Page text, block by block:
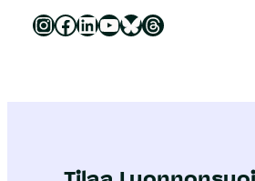
Luonnonsuojeluliitto Instagramissa Luonnonsuojeluliitto Facebookissa Luonnonsuojeluliitto LinkedInissä Luonnonsuojeluliiton YouTube-kanava Luonnonsuojeluliitto Blueskyssa Luonnonsuojeluliitto Threadsissa